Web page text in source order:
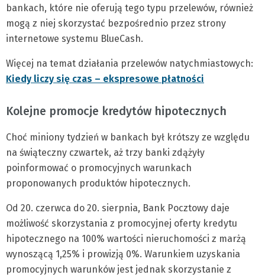
bankach, które nie oferują tego typu przelewów, również
mogą z niej skorzystać bezpośrednio przez strony
internetowe systemu BlueCash.
Więcej na temat działania przelewów natychmiastowych:
Kiedy liczy się czas – ekspresowe płatności
Kolejne promocje kredytów hipotecznych
Choć miniony tydzień w bankach był krótszy ze względu
na świąteczny czwartek, aż trzy banki zdążyły
poinformować o promocyjnych warunkach
proponowanych produktów hipotecznych.
Od 20. czerwca do 20. sierpnia, Bank Pocztowy daje
możliwość skorzystania z promocyjnej oferty kredytu
hipotecznego na 100% wartości nieruchomości z marżą
wynoszącą 1,25% i prowizją 0%. Warunkiem uzyskania
promocyjnych warunków jest jednak skorzystanie z